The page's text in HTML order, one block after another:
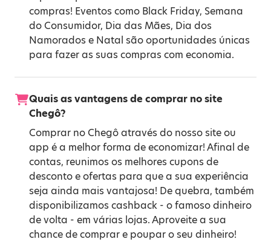
compras! Eventos como Black Friday, Semana
do Consumidor, Dia das Mães, Dia dos
Namorados e Natal são oportunidades únicas
para fazer as suas compras com economia.
Quais as vantagens de comprar no site
Chegô?
Comprar no Chegô através do nosso site ou
app é a melhor forma de economizar! Afinal de
contas, reunimos os melhores cupons de
desconto e ofertas para que a sua experiência
seja ainda mais vantajosa! De quebra, também
disponibilizamos cashback - o famoso dinheiro
de volta - em várias lojas. Aproveite a sua
chance de comprar e poupar o seu dinheiro!